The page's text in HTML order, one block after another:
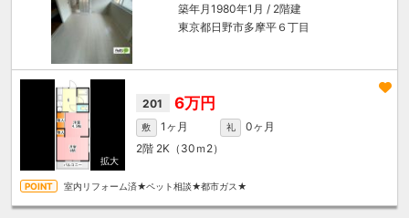
築年月1980年1月 / 2階建
東京都日野市多摩平６丁目
201 6万円
敷 1ヶ月 礼
0ヶ月
2階 2K（30ｍ 2）
室内リフォーム済★ペット相談★都市ガス★